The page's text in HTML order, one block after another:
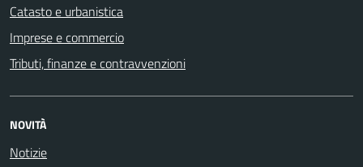
Catasto e urbanistica
Imprese e commercio
Tributi, finanze e contravvenzioni
NOVITÀ
Notizie